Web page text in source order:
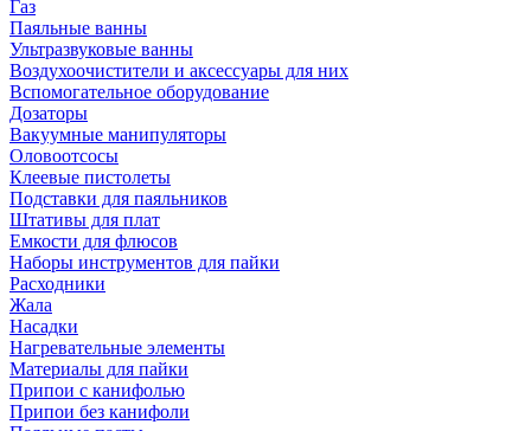
Газ
Паяльные ванны
Ультразвуковые ванны
Воздухоочистители и аксессуары для них
Вспомогательное оборудование
Дозаторы
Вакуумные манипуляторы
Оловоотсосы
Клеевые пистолеты
Подставки для паяльников
Штативы для плат
Емкости для флюсов
Наборы инструментов для пайки
Расходники
Жала
Насадки
Нагревательные элементы
Материалы для пайки
Припои с канифолью
Припои без канифоли